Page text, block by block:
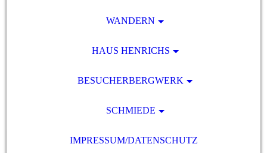
WANDERN
HAUS HENRICHS
BESUCHERBERGWERK
SCHMIEDE
IMPRESSUM/DATENSCHUTZ